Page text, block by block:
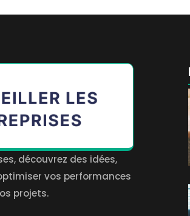
découvrez des idées,
vos performances
projets.